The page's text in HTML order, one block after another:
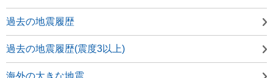
過去の地震履歴
過去の地震履歴(震度3以上)
海外の大きな地震